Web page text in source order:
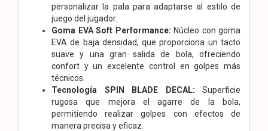
personalizar la pala para adaptarse al estilo de
juego del jugador.
Goma EVA Soft Performance: Núcleo con goma
EVA de baja densidad, que proporciona un tacto
suave y una gran salida de bola, ofreciendo
confort y un excelente control en golpes más
técnicos.
Tecnología SPIN BLADE DECAL: Superficie
rugosa que mejora el agarre de la bola,
permitiendo realizar golpes con efectos de
manera precisa y eficaz.